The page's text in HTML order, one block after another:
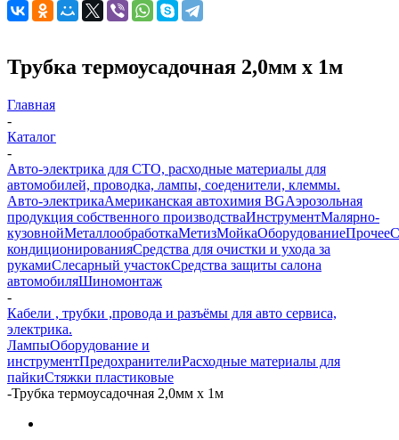
Трубка термоусадочная 2,0мм х 1м
Главная
-
Каталог
-
Авто-электрика для СТО, расходные материалы для
автомобилей, проводка, лампы, соеденители, клеммы.
Авто-электрикаАмериканская автохимия BGАэрозольная
продукция собственного производстваИнструментМалярно-
кузовнойМеталлообработкаМетизМойкаОборудованиеПрочее
кондиционированияСредства для очистки и ухода за
рукамиСлесарный участокСредства защиты салона
автомобиляШиномонтаж
-
Кабели , трубки ,провода и разъёмы для авто сервиса,
электрика.
ЛампыОборудование и
инструментПредохранителиРасходные материалы для
пайкиСтяжки пластиковые
-Трубка термоусадочная 2,0мм х 1м